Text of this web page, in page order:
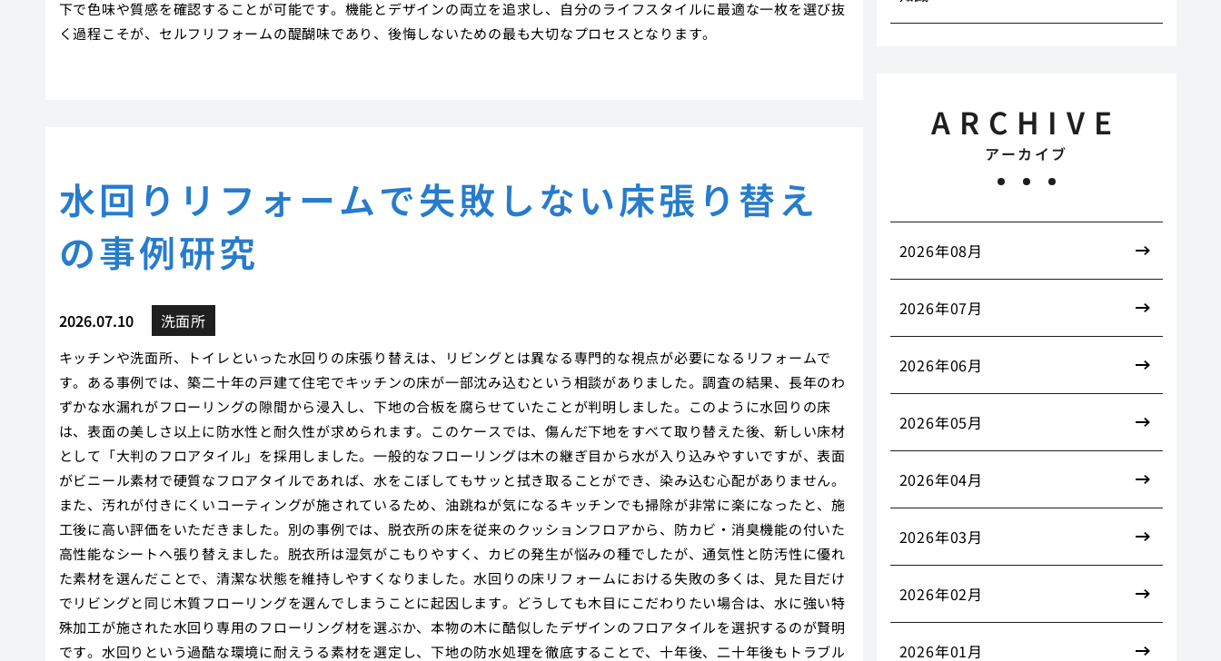
下で色味や質感を確認することが可能です。機能とデザインの両立を追求し、自分のライフスタイルに最適な一枚を選び抜
く過程こそが、セルフリフォームの醍醐味であり、後悔しないための最も大切なプロセスとなります。
水回りリフォームで失敗しない床張り替え
の事例研究
2026.07.10 洗面所
キッチンや洗面所、トイレといった水回りの床張り替えは、リビングとは異なる専門的な視点が必要になるリフォームで
す。ある事例では、築二十年の戸建て住宅でキッチンの床が一部沈み込むという相談がありました。調査の結果、長年のわ
ずかな水漏れがフローリングの隙間から浸入し、下地の合板を腐らせていたことが判明しました。このように水回りの床
は、表面の美しさ以上に防水性と耐久性が求められます。このケースでは、傷んだ下地をすべて取り替えた後、新しい床材
として「大判のフロアタイル」を採用しました。一般的なフローリングは木の継ぎ目から水が入り込みやすいですが、表面
がビニール素材で硬質なフロアタイルであれば、水をこぼしてもサッと拭き取ることができ、染み込む心配がありません。
また、汚れが付きにくいコーティングが施されているため、油跳ねが気になるキッチンでも掃除が非常に楽になったと、施
工後に高い評価をいただきました。別の事例では、脱衣所の床を従来のクッションフロアから、防カビ・消臭機能の付いた
高性能なシートへ張り替えました。脱衣所は湿気がこもりやすく、カビの発生が悩みの種でしたが、通気性と防汚性に優れ
た素材を選んだことで、清潔な状態を維持しやすくなりました。水回りの床リフォームにおける失敗の多くは、見た目だけ
でリビングと同じ木質フローリングを選んでしまうことに起因します。どうしても木目にこだわりたい場合は、水に強い特
殊加工が施された水回り専用のフローリング材を選ぶか、本物の木に酷似したデザインのフロアタイルを選択するのが賢明
です。水回りという過酷な環境に耐えうる素材を選定し、下地の防水処理を徹底することで、十年後、二十年後もトラブル
ARCHIVE
アーカイブ
2026年08月
2026年07月
2026年06月
2026年05月
2026年04月
2026年03月
2026年02月
2026年01月